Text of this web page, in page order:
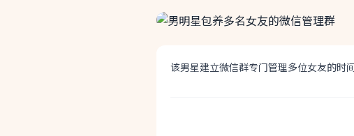
该男星建立微信群专门管理多位女友的时